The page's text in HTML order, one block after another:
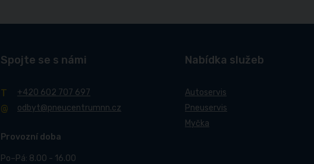
Spojte se s námi
+420 602 707 697
odbyt@pneucentrumnn.cz
Provozní doba
Po–Pá: 8.00 - 16.00
Nabídka služeb
Autoservis
Pneuservis
Myčka